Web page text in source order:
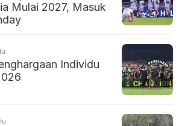
Mulai 2027, Masuk
Individu